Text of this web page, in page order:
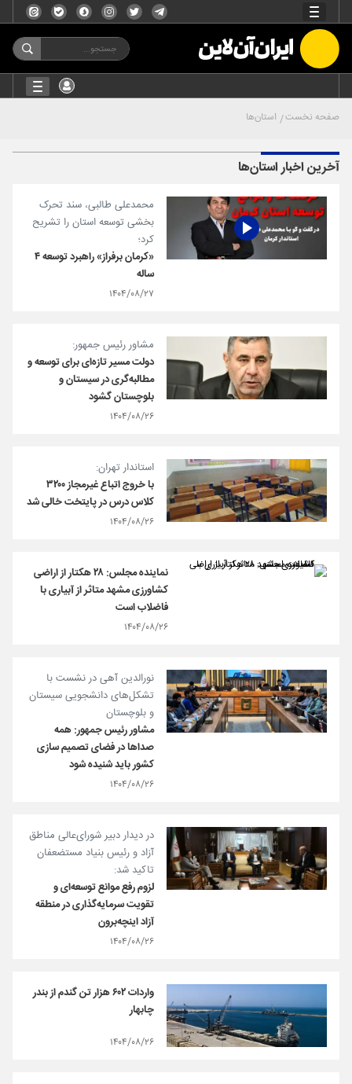
صفحه نخست استان‌ها
آخرین اخبار استان‌ها
محمدعلی طالبی، سند تحرک
بخشی توسعه استان را تشریح
کرد؛
«کرمان برفراز» راهبرد توسعه ۴
ساله
۱۴۰۴/۰۸/۲۷
مشاور رئیس جمهور:
دولت مسیر تازه‌ای برای توسعه و
مطالبه‌گری در سیستان‌ و
بلوچستان گشود
۱۴۰۴/۰۸/۲۶
استاندار تهران:
با خروج اتباع غیرمجاز ۳۲۰۰
کلاس درس در پایتخت خالی شد
۱۴۰۴/۰۸/۲۶
نماینده مجلس: ۲۸ هکتار از اراضی
کشاورزی مشهد متاثر از آبیاری با
فاضلاب است
۱۴۰۴/۰۸/۲۶
نورالدین آهی در نشست با
تشکل‌های دانشجویی سیستان
و بلوچستان
مشاور رئیس جمهور: همه
صداها در فضای تصمیم سازی
کشور باید شنیده شود
۱۴۰۴/۰۸/۲۶
در دیدار دبیر شورای‌عالی مناطق
آزاد و رئیس بنیاد مستضعفان
تاکید شد:
لزوم رفع موانع توسعه‌ای و
تقویت سرمایه‌گذاری در منطقه
آزاد اینچه‌برون
۱۴۰۴/۰۸/۲۶
واردات ۶۰۲ هزار تن گندم از بندر
چابهار
۱۴۰۴/۰۸/۲۶